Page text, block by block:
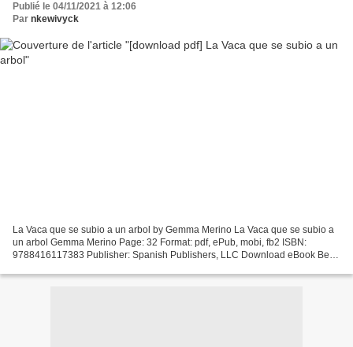
Publié le 04/11/2021 à 12:06
Par nkewivyck
La Vaca que se subio a un arbol by Gemma Merino La Vaca que se subio a
un arbol Gemma Merino Page: 32 Format: pdf, ePub, mobi, fb2 ISBN:
9788416117383 Publisher: Spanish Publishers, LLC Download eBook Best